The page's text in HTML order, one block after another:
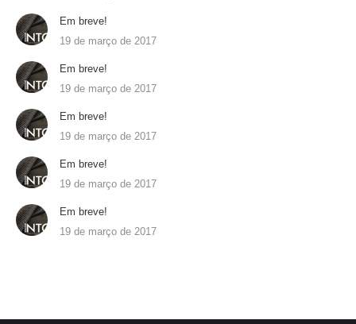
Em breve!
19 de março de 2017
Em breve!
19 de março de 2017
Em breve!
19 de março de 2017
Em breve!
19 de março de 2017
Em breve!
19 de março de 2017